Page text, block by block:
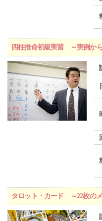
四柱推命初級実習 ～実例か
タロット・カード ～22枚の